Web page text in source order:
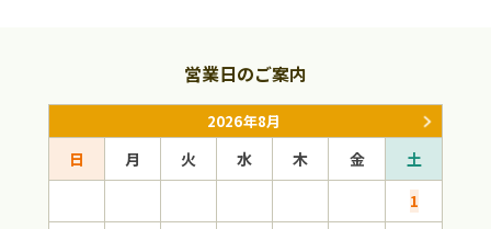
営業日のご案内
2026年8月
日 月 火 水 木 金
土
1